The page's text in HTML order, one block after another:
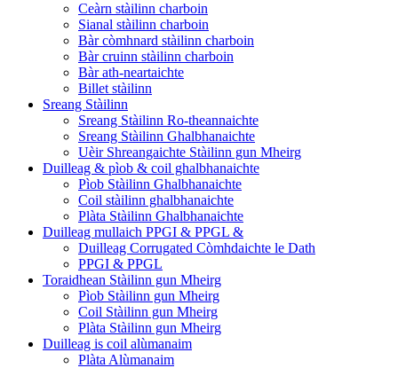
Ceàrn stàilinn charboin
Sianal stàilinn charboin
Bàr còmhnard stàilinn charboin
Bàr cruinn stàilinn charboin
Bàr ath-neartaichte
Billet stàilinn
Sreang Stàilinn
Sreang Stàilinn Ro-theannaichte
Sreang Stàilinn Ghalbhanaichte
Uèir Shreangaichte Stàilinn gun Mheirg
Duilleag & pìob & coil ghalbhanaichte
Pìob Stàilinn Ghalbhanaichte
Coil stàilinn ghalbhanaichte
Plàta Stàilinn Ghalbhanaichte
Duilleag mullaich PPGI & PPGL &
Duilleag Corrugated Còmhdaichte le Dath
PPGI & PPGL
Toraidhean Stàilinn gun Mheirg
Pìob Stàilinn gun Mheirg
Coil Stàilinn gun Mheirg
Plàta Stàilinn gun Mheirg
Duilleag is coil alùmanaim
Plàta Alùmanaim